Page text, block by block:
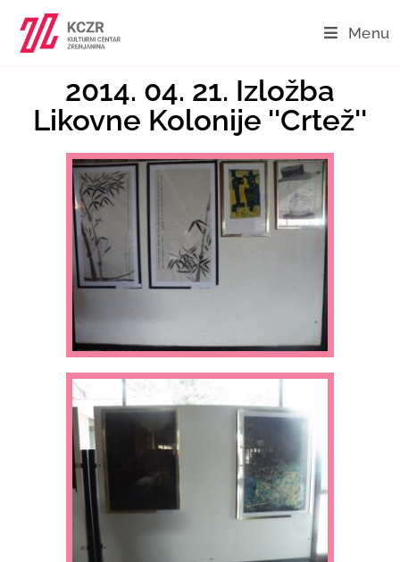
Menu
2014. 04. 21. Izložba
Likovne Kolonije ''Crtež''